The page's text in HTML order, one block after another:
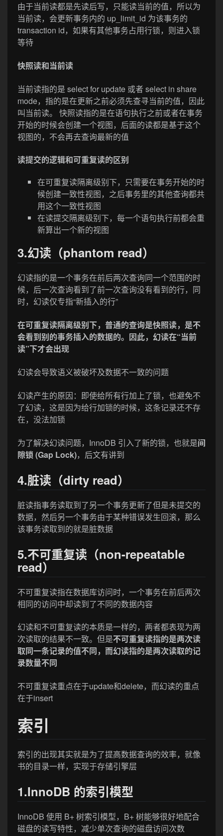
由于当前读都是先读后写，只能读当前的值，所以为
当前读，会更新事务内的 up_limit_id 为该事务的
transaction id，如果有其他事务占用行锁，则进入锁
等待
快照读和当前读
当前读指的是 select for update 或者 select in share
mode，指的是在更新之前必须先查寻当前的值，因此
叫当前读。 快照读指的是在语句执行之前或者在事务
开始的时候会创建一个视图，后面的读都是基于这个
视图的，不会再去查询最新的值
读提交的逻辑和可重复读的区别
在可重复读隔离级别下，只需要在事务开始的时
候创建一致性视图，之后事务里的其他查询都共
用这个一致性视图
在读提交隔离级别下，每一个语句执行前都会重
新算出一个新的视图
3.幻读（phantom read）
幻读指的是一个事务在前后两次查询同一个范围的时
候，后一次查询看到了前一次查询没有看到的行，同
时，幻读仅专指“新插入的行”
在可重复读隔离级别下，普通的查询是快照读，是不
会看到别的事务插入的数据的。因此，幻读在“当前
读”下才会出现
幻读会导致语义被破坏及数据不一致的问题
幻读产生的原因：即使给所有行加上了锁，也避免不
了幻读，这是因为给行加锁的时候，这条记录还不存
在，没法加锁
为了解决幻读问题，InnoDB 引入了新的锁，也就是间
隙锁 (Gap Lock)，后文有讲到
4.脏读（dirty read）
脏读指事务读取到了另一个事务更新了但是未提交的
数据，然后另一个事务由于某种错误发生回滚，那么
该事务读取到的就是脏数据
5.不可重复读（non-repeatable
read）
不可重复读指在数据库访问时，一个事务在前后两次
相同的访问中却读到了不同的数据内容
幻读和不可重复读的本质是一样的，两者都表现为两
次读取的结果不一致。但是不可重复读指的是两次读
取同一条记录的值不同，而幻读指的是两次读取的记
录数量不同
不可重复读重点在于update和delete，而幻读的重点
在于insert
索引
索引的出现其实就是为了提高数据查询的效率，就像
书的目录一样，实现于存储引擎层
1.InnoDB 的索引模型
InnoDB 使用 B+ 树索引模型，B+ 树能够很好地配合
磁盘的读写特性，减少单次查询的磁盘访问次数